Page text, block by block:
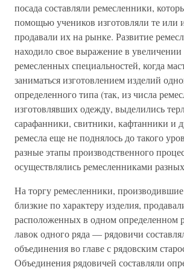
посада составляли ремесленники,
помощью учеников изготовляли те или
продавали их на рынке. Развитие
находило свое выражение в увеличении
ремесленных специальностей, когда
заниматься изготовлением изделий
определенного типа (так, из числа
изготовлявших одежду, выделились
сарафанники, свитники, кафтанники и
ремесла еще не поднялось до такого
разные этапы производственного
осуществлялись ремесленниками
На торгу ремесленники,
близкие по характеру изделия,
расположенных в одном определенном
лавок одного ряда — рядовичи
объединения во главе с рядовским
Объединения рядовичей составляли